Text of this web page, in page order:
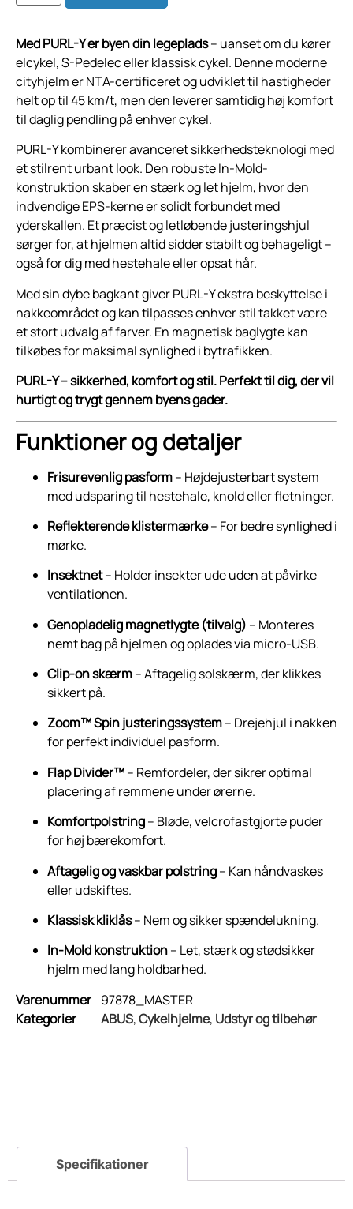
Med PURL-Y er byen din legeplads– uanset om du kører
elcykel, S-Pedelec eller klassisk cykel. Denne moderne
cityhjelm er NTA-certificeret og udviklet til hastigheder
helt op til 45 km/t, men den leverer samtidig høj komfort
til daglig pendling på enhver cykel.
PURL-Y kombinerer avanceret sikkerhedsteknologi med
et stilrent urbant look. Den robuste In-Mold-
konstruktion skaber en stærk og let hjelm, hvor den
indvendige EPS-kerne er solidt forbundet med
yderskallen. Et præcist og letløbende justeringshjul
sørger for, at hjelmen altid sidder stabilt og behageligt –
også for dig med hestehale eller opsat hår.
Med sin dybe bagkant giver PURL-Y ekstra beskyttelse i
nakkeområdet og kan tilpasses enhver stil takket være
et stort udvalg af farver. En magnetisk baglygte kan
tilkøbes for maksimal synlighed i bytrafikken.
PURL-Y – sikkerhed, komfort og stil. Perfekt til dig, der vil
hurtigt og trygt gennem byens gader.
Funktioner og detaljer
Frisurevenlig pasform– Højdejusterbart system
med udsparing til hestehale, knold eller fletninger.
Reflekterende klistermærke– For bedre synlighed i
mørke.
Insektnet– Holder insekter ude uden at påvirke
ventilationen.
Genopladelig magnetlygte (tilvalg) – Monteres
nemt bag på hjelmen og oplades via micro-USB.
Clip-on skærm– Aftagelig solskærm, der klikkes
sikkert på.
Zoom™ Spin justeringssystem– Drejehjul i nakken
for perfekt individuel pasform.
Flap Divider™– Remfordeler, der sikrer optimal
placering af remmene under ørerne.
Komfortpolstring– Bløde, velcrofastgjorte puder
for høj bærekomfort.
Aftagelig og vaskbar polstring– Kan håndvaskes
eller udskiftes.
Klassisk kliklås– Nem og sikker spænde­lukning.
In-Mold konstruktion– Let, stærk og stødsikker
hjelm med lang holdbarhed.
Varenummer 97878_MASTER
Kategorier
ABUS,Cykelhjelme, Udstyr og tilbehør